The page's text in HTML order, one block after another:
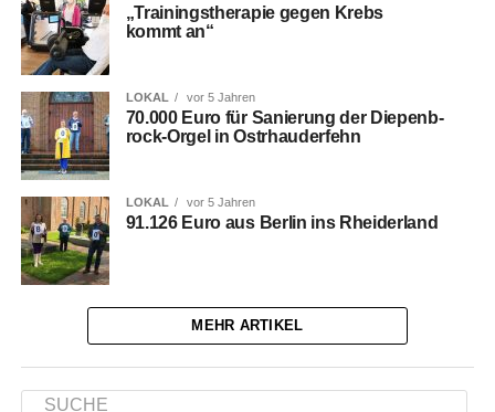
„Trai­nings­the­ra­pie gegen Krebs
kommt an“
LOKAL vor 5 Jahren
70.000 Euro für Sanie­rung der Diepen­b­
rock-Orgel in Ostrhauderfehn
LOKAL vor 5 Jahren
91.126 Euro aus Ber­lin ins Rheiderland
MEHR ARTIKEL